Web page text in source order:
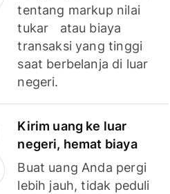
tentang markup nilai
tukar atau biaya
transaksi yang tinggi
saat berbelanja di luar
negeri.
Kirim uang ke luar
negeri, hemat biaya
Buat uang Anda pergi
lebih jauh, tidak peduli